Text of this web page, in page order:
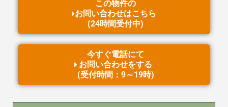
この物件の
お問い合わせはこちら
(24時間受付中)
今すぐ電話にて
お問い合わせをする
(受付時間：9～19時)